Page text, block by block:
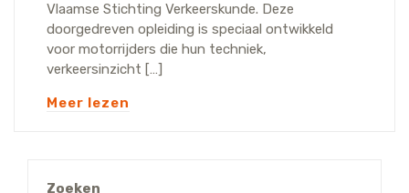
Vlaamse Stichting Verkeerskunde. Deze
doorgedreven opleiding is speciaal ontwikkeld
voor motorrijders die hun techniek,
verkeersinzicht […]
Meer lezen
Zoeken